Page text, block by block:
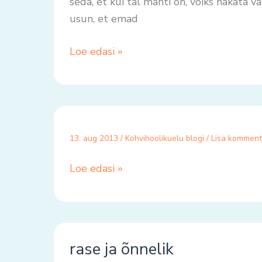
usun, et emad
Loe edasi »
13. aug 2013 / Kohvihoolikuelu blogi / Lisa
Loe edasi »
rase ja õnnelik
ja